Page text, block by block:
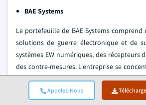
Appelez-Nous
BAE Systems
Le portefeuille de BAE Systems
solutions de guerre électronique et de
systèmes EW numériques, des récepteurs
des contre-mesures. L'entreprise se
systèmes EW cognitifs capables
Systems joue un rôle significatif dans les
l'OTAN et des nations alliées.